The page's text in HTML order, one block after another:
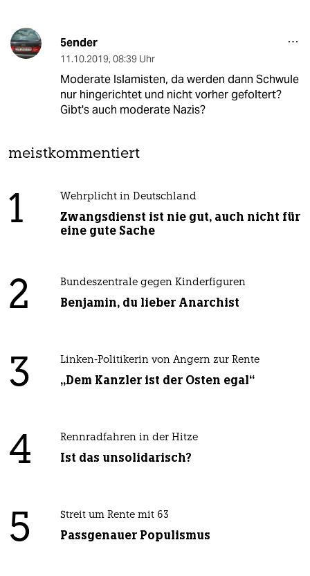
5ender
11.10.2019, 08:39 Uhr
Moderate Islamisten, da werden dann Schwule
nur hingerichtet und nicht vorher gefoltert?
Gibt's auch moderate Nazis?
meistkommentiert
1 Wehrplicht in Deutschland
Zwangsdienst ist nie gut, auch nicht für
eine gute Sache
2 Bundeszentrale gegen Kinderfiguren
Benjamin, du lieber Anarchist
3 Linken-Politikerin von Angern zur Rente
„Dem Kanzler ist der Osten egal“
4 Rennradfahren in der Hitze
Ist das unsolidarisch?
5 Streit um Rente mit 63
Passgenauer Populismus